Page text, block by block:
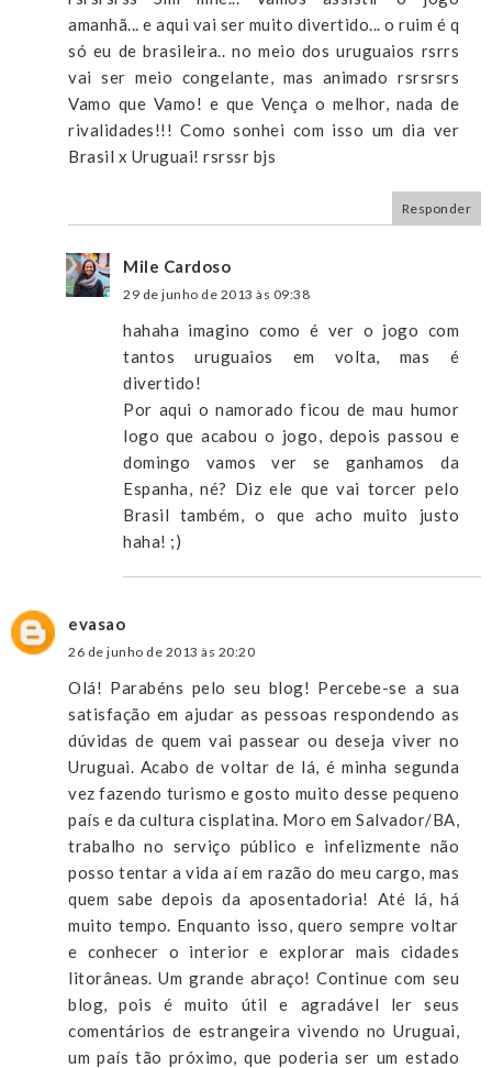
amanhã... e aqui vai ser muito divertido... o ruim é q
só eu de brasileira.. no meio dos uruguaios rsrrs
vai ser meio congelante, mas animado rsrsrsrs
Vamo que Vamo! e que Vença o melhor, nada de
rivalidades!!! Como sonhei com isso um dia ver
Brasil x Uruguai! rsrssr bjs
Responder
Mile Cardoso
29 de junho de 2013 às 09:38
hahaha imagino como é ver o jogo com
tantos uruguaios em volta, mas é
divertido!
Por aqui o namorado ficou de mau humor
logo que acabou o jogo, depois passou e
domingo vamos ver se ganhamos da
Espanha, né? Diz ele que vai torcer pelo
Brasil também, o que acho muito justo
haha! ;)
evasao
26 de junho de 2013 às 20:20
Olá! Parabéns pelo seu blog! Percebe-se a sua
satisfação em ajudar as pessoas respondendo as
dúvidas de quem vai passear ou deseja viver no
Uruguai. Acabo de voltar de lá, é minha segunda
vez fazendo turismo e gosto muito desse pequeno
país e da cultura cisplatina. Moro em Salvador/BA,
trabalho no serviço público e infelizmente não
posso tentar a vida aí em razão do meu cargo, mas
quem sabe depois da aposentadoria! Até lá, há
muito tempo. Enquanto isso, quero sempre voltar
e conhecer o interior e explorar mais cidades
litorâneas. Um grande abraço! Continue com seu
blog, pois é muito útil e agradável ler seus
comentários de estrangeira vivendo no Uruguai,
um país tão próximo, que poderia ser um estado